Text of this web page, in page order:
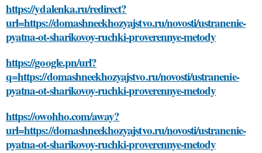
https://ydalenka.ru/redirect?
url=https://domashneekhozyajstvo.ru/novosti/ustranenie-
pyatna-ot-sharikovoy-ruchki-proverennye-metody
https://google.pn/url?
q=https://domashneekhozyajstvo.ru/novosti/ustranenie-
pyatna-ot-sharikovoy-ruchki-proverennye-metody
https://owohho.com/away?
url=https://domashneekhozyajstvo.ru/novosti/ustranenie-
pyatna-ot-sharikovoy-ruchki-proverennye-metody